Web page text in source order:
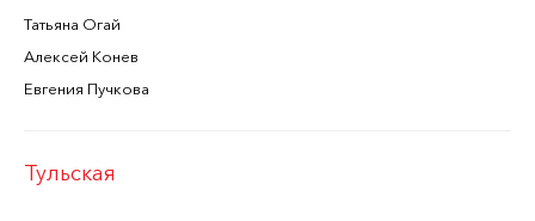
Татьяна Огай
Алексей Конев
Евгения Пучкова
Тульская